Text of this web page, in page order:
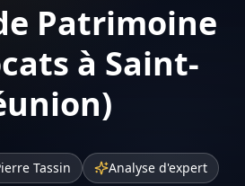
Patrimoine
à Saint-
Tassin Analyse d'expert